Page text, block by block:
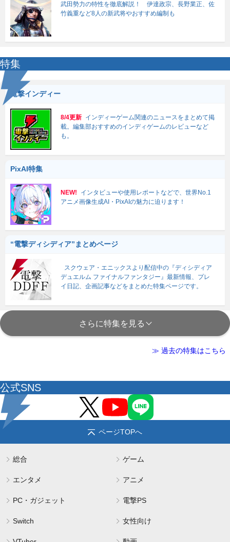
武田勢力の特性を徹底解説！ 伊達政宗、長野業正、佐
竹義重など8人の新武将やおすすめ編制も
特集
電撃インディー
8/4更新 インディーゲーム関連のニュースをまとめて掲
載。編集部おすすめのインディゲームのレビューなど
も。
PixAI特集
NEW!
インタビューや使用レポートなどで、世界No.1
アニメ画像生成AI・PixAIの魅力に迫ります！
“電撃ディシディア”まとめページ
スクウェア・エニックスより配信中の『ディシディア
デュエルム ファイナルファンタジー』最新情報、プレ
イ日記、企画記事などをまとめた特集ページです。
さらに特集を見る
≫ 過去の特集はこちら
公式SNS
ページTOPへ
総合 ゲーム
エンタメ アニメ
PC・ガジェット 電撃PS
Switch 女性向け